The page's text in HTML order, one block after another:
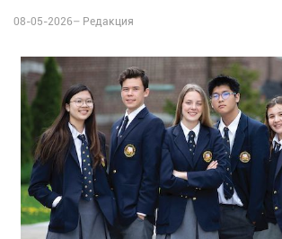
08-05-2026– Редакция